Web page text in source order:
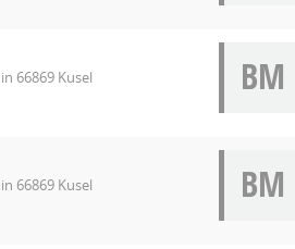
66869 Kusel BM
66869 Kusel BM